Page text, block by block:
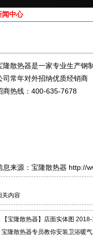
闻中心
隆散热器是一家专业生产钢
司常年对外招纳优质经销商
商热线：400-635-7678
息来源： 宝隆散热器 http://
关内容
【宝隆散热器】店面实体图
宝隆散热器专员教你安装卫浴暖